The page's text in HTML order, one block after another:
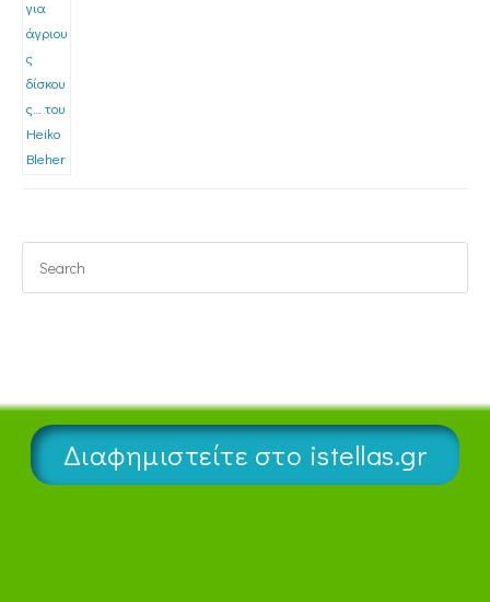
Διαφημιστείτε στο istellas.gr